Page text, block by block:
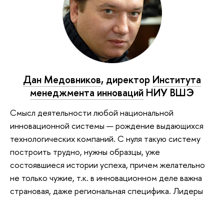
Дан Медовников, директор Института
менеджмента инноваций НИУ ВШЭ
Смысл деятельности любой национальной
инновационной системы — рождение выдающихся
технологических компаний. С нуля такую систему
построить трудно, нужны образцы, уже
состоявшиеся истории успеха, причем желательно
не только чужие, т.к. в инновационном деле важна
страновая, даже региональная специфика. Лидеры